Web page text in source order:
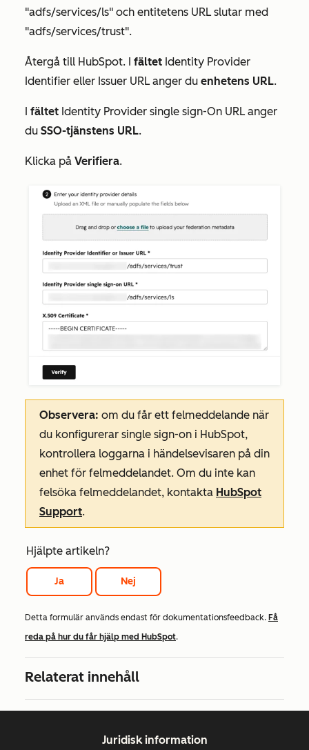
"adfs/services/ls" och entitetens URL slutar med
"adfs/services/trust".
Återgå till HubSpot. I fältet Identity Provider
Identifier eller Issuer URL anger du enhetens URL.
I fältet Identity Provider single sign-On URL anger
du SSO-tjänstens URL.
Klicka på Verifiera.
Observera: om du får ett felmeddelande när
du konfigurerar single sign-on i HubSpot,
kontrollera loggarna i händelsevisaren på din
enhet för felmeddelandet. Om du inte kan
felsöka felmeddelandet, kontakta HubSpot
Support.
Hjälpte artikeln?
Ja Nej
Detta formulär används endast för dokumentationsfeedback. Få
reda på hur du får hjälp med HubSpot.
Relaterat innehåll
Juridisk information